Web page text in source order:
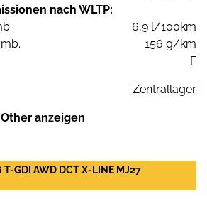
nach WLTP:
6,9 l/100km
156 g/km
F
Zentrallager
anzeigen
T-GDI AWD DCT X-LINE MJ27